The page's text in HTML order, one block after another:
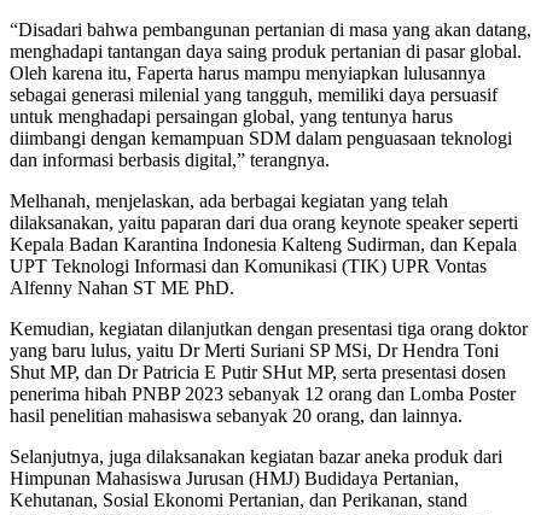
“Disadari bahwa pembangunan pertanian di masa yang akan datang,
menghadapi tantangan daya saing produk pertanian di pasar global.
Oleh karena itu, Faperta harus mampu menyiapkan lulusannya
sebagai generasi milenial yang tangguh, memiliki daya persuasif
untuk menghadapi persaingan global, yang tentunya harus
diimbangi dengan kemampuan SDM dalam penguasaan teknologi
dan informasi berbasis digital,” terangnya.
Melhanah, menjelaskan, ada berbagai kegiatan yang telah
dilaksanakan, yaitu paparan dari dua orang keynote speaker seperti
Kepala Badan Karantina Indonesia Kalteng Sudirman, dan Kepala
UPT Teknologi Informasi dan Komunikasi (TIK) UPR Vontas
Alfenny Nahan ST ME PhD.
Kemudian, kegiatan dilanjutkan dengan presentasi tiga orang doktor
yang baru lulus, yaitu Dr Merti Suriani SP MSi, Dr Hendra Toni
Shut MP, dan Dr Patricia E Putir SHut MP, serta presentasi dosen
penerima hibah PNBP 2023 sebanyak 12 orang dan Lomba Poster
hasil penelitian mahasiswa sebanyak 20 orang, dan lainnya.
Selanjutnya, juga dilaksanakan kegiatan bazar aneka produk dari
Himpunan Mahasiswa Jurusan (HMJ) Budidaya Pertanian,
Kehutanan, Sosial Ekonomi Pertanian, dan Perikanan, stand